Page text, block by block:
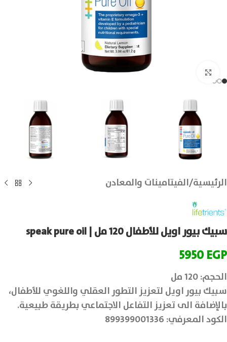
الرئيسية/الفيتامينات والمعادن
سبيك بيور اويل للأطفال 120 مل | speak pure oil
5950EGP
الحجم: 120 مل
سبيك بيور اويل لتعزيز التطور العقلي واللغوي للأطفال،
بالإضافة الى تعزيز التفاعل الاجتماعي بطريقة طبيعية.
الكود المعرفي: 899399001336